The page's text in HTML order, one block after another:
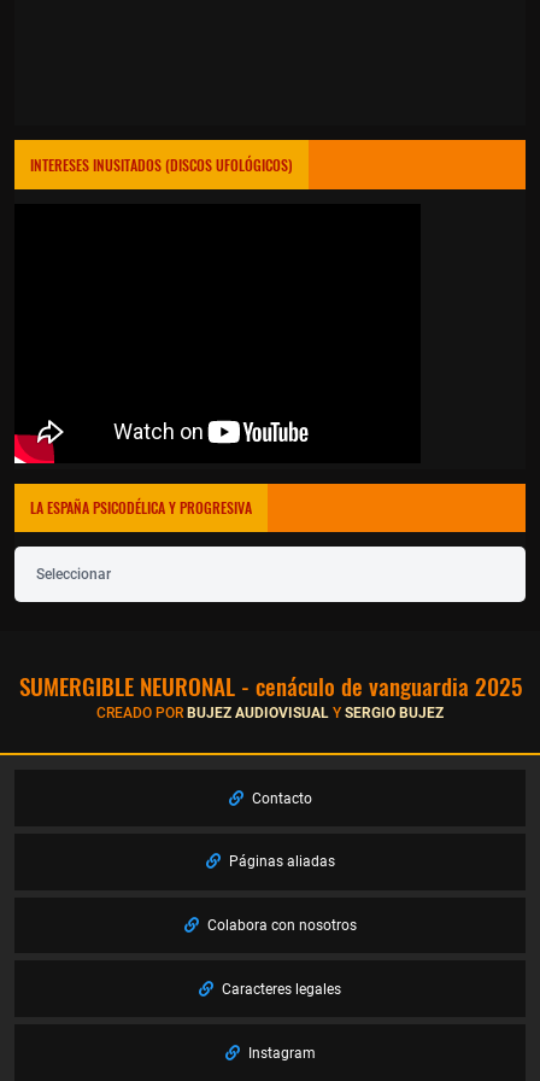
INTERESES INUSITADOS (DISCOS UFOLÓGICOS)
LA ESPAÑA PSICODÉLICA Y PROGRESIVA
Seleccionar
SUMERGIBLE NEURONAL - cenáculo de vanguardia 2025
CREADO POR BUJEZ AUDIOVISUAL Y SERGIO BUJEZ
Contacto
Páginas aliadas
Colabora con nosotros
Caracteres legales
Instagram